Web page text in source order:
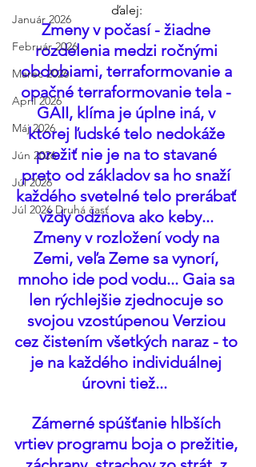
Január 2026
Február 2026
Marec 2026
Apríl 2026
Máj 2026
Jún 2026
Júl 2026
Júl 2026 Druhá časť
ďalej:
Zmeny v počasí - žiadne
rozdelenia medzi ročnými
obdobiami, terraformovanie a
opačné terraformovanie tela -
GAII, klíma je úplne iná, v
ktorej ľudské telo nedokáže
prežiť nie je na to stavané
preto od základov sa ho snaží
každého svetelné telo prerábať
vždy odznova ako keby...
Zmeny v rozložení vody na
Zemi, veľa Zeme sa vynorí,
mnoho ide pod vodu... Gaia sa
len rýchlejšie zjednocuje so
svojou vzostúpenou Verziou
cez čistením všetkých naraz - to
je na každého individuálnej
úrovni tiež...
Zámerné spúšťanie hlbších
vrtiev programu boja o prežitie,